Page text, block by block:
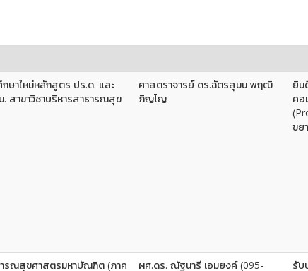
ษาใหม่หลักสูตร ปร.ด. และ
สาขาวิชาบริหารสาธารณสุข
ศาสตราจารย์ ดร.ฉัตรสุมน พฤฒิ
ภิญโญ
ยิน
คอ
ขย
รณสุขศาสตรมหาบัณฑิต (ภาค
ผศ.ดร. ณัฐนารี เอมยงค์ (095-
รับ